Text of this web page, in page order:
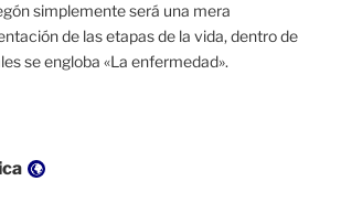
simplemente será una mera
de las etapas de la vida, dentro de
se engloba «La enfermedad».